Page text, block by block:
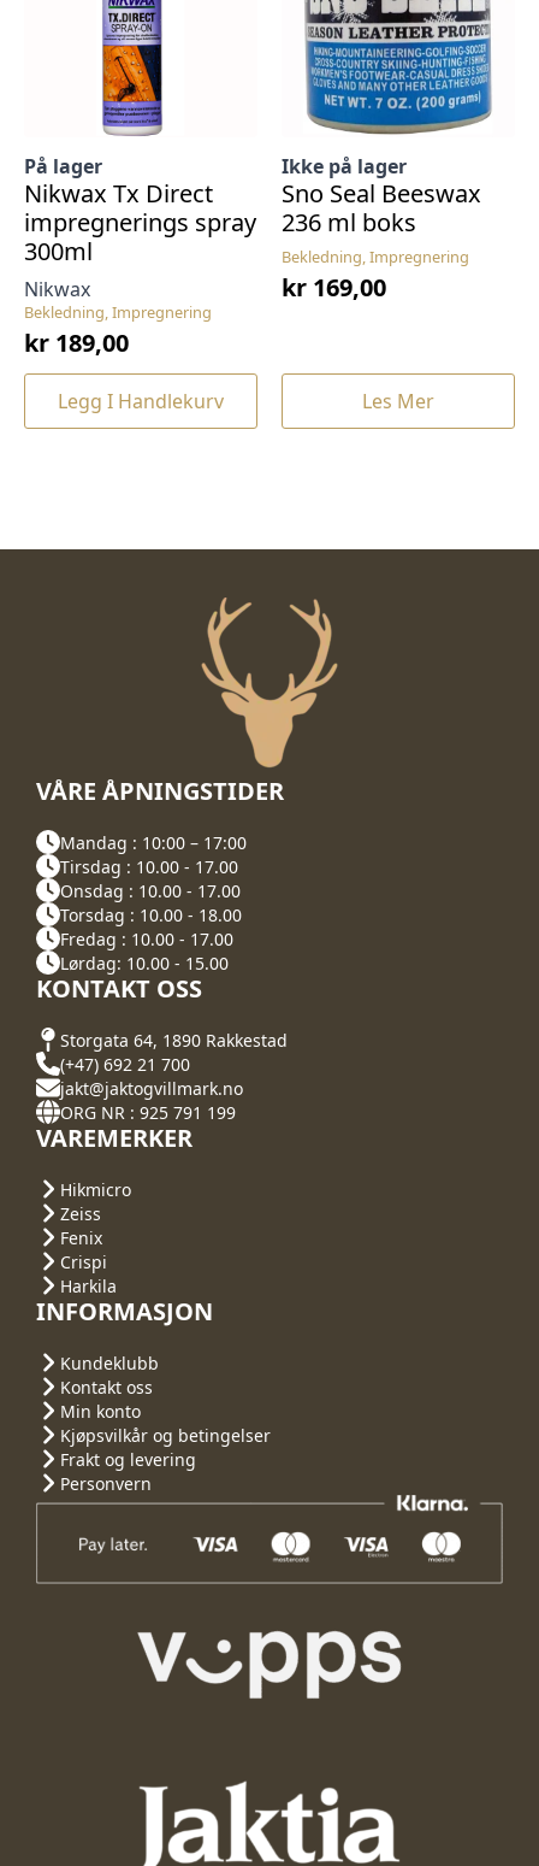
Bekledning, Impregnering
Nikwax
På lager
Nikwax Tx Direct
impregnerings spray
300ml
kr 189,00
Legg I Handlekurv
Bekledning, Impregnering
Ikke på lager
Sno Seal Beeswax
236 ml boks
kr 169,00
Les Mer
VÅRE ÅPNINGSTIDER
Mandag : 10:00 – 17:00
Tirsdag : 10.00 - 17.00
Onsdag : 10.00 - 17.00
Torsdag : 10.00 - 18.00
Fredag : 10.00 - 17.00
Lørdag: 10.00 - 15.00
KONTAKT OSS
Storgata 64, 1890 Rakkestad
(+47) 692 21 700
jakt@jaktogvillmark.no
ORG NR : 925 791 199
VAREMERKER
Hikmicro
Zeiss
Fenix
Crispi
Harkila
INFORMASJON
Kundeklubb
Kontakt oss
Min konto
Kjøpsvilkår og betingelser
Frakt og levering
Personvern